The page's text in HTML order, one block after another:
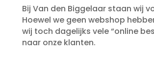
Bij Van den Biggelaar staan wij
Hoewel we geen webshop
wij toch dagelijks vele “online
naar onze klanten.